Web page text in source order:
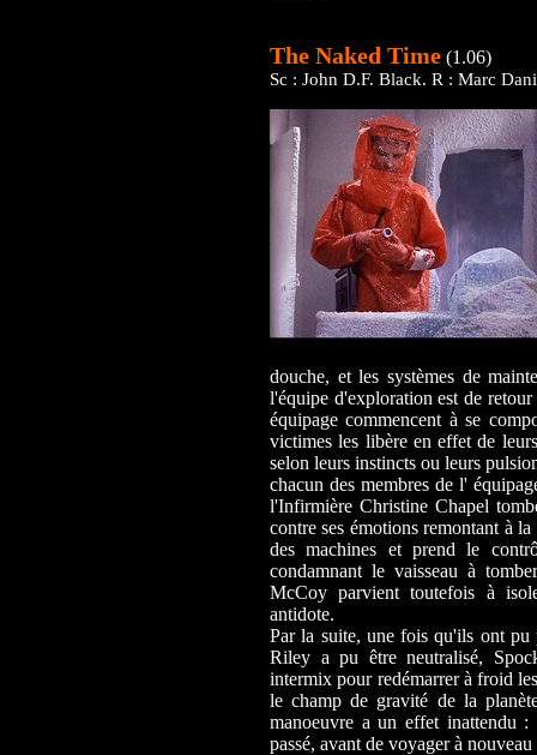
The Naked Time (1.06)
Sc : John D.F. Black. R : Marc
douche, et les systèmes de
l'équipe d'exploration est de
équipage commencent à se
victimes les libère en effet de
selon leurs instincts ou leurs
chacun des membres de l'
l'Infirmière Christine Chapel
contre ses émotions remontant à
des machines et prend le
condamnant le vaisseau à
McCoy parvient toutefois à
antidote.
Par la suite, une fois qu'ils ont pu
Riley a pu être neutralisé,
intermix pour redémarrer à froid
le champ de gravité de la
manoeuvre a un effet inattendu :
passé, avant de voyager à